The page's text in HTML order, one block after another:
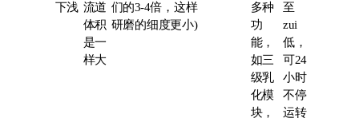
下浅 流道
体积
是一
样大
们的3-4倍，这样
研磨的细度更小)
多种
功
能，
如三
级乳
化模
块，
至
zui
低，
可24
小时
不停
运转